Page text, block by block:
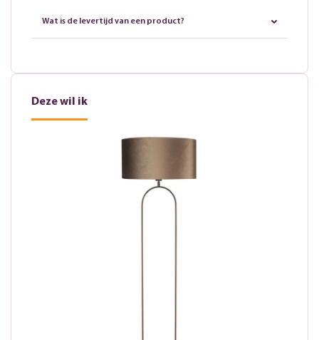
Wat is de levertijd van een product?
Deze wil ik